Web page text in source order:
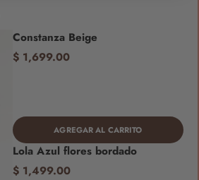
Constanza Beige
$ 1,699.00
AGREGAR AL CARRITO
Lola Azul flores bordado
$ 1,499.00